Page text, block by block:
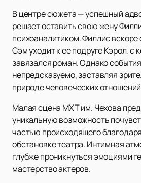
В центре сюжета — успешный
решает оставить свою жену
психоаналитиком. Филлис вскоре
Сэм уходит к ее подруге Кэрол, с
завязался роман. Однако
непредсказуемо, заставляя
природе человеческих
Малая сцена МХТ им. Чехова
уникальную возможность
частью происходящего
обстановке театра. Интимная
глубже проникнуться эмоциями
мастерство актеров.